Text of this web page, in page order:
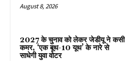
August 8, 2026
2027 के चुनाव को लेकर जेडीयू ने कसी
कमर, ‘एक बूथ-10 यूथ’ के नारे से
साधेगी युवा वोटर